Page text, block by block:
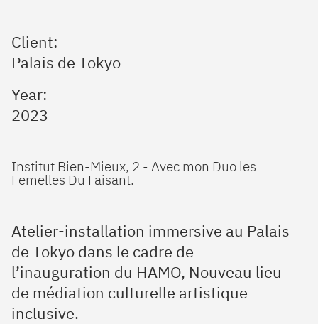
Client:
Palais de Tokyo
Year:
2023
Institut Bien-Mieux, 2 - Avec mon Duo les
Femelles Du Faisant.
Atelier-installation immersive au Palais
de Tokyo dans le cadre de
l’inauguration du HAMO, Nouveau lieu
de médiation culturelle artistique
inclusive.